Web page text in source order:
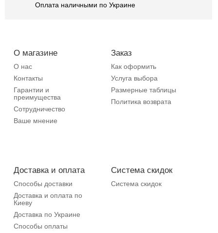
Оплата наличными по Украине
О магазине
О нас
Контакты
Гарантии и
преимущества
Сотрудничество
Ваше мнение
Заказ
Как оформить
Услуга выбора
Размерные таблицы
Политика возврата
Доставка и оплата
Способы доставки
Доставка и оплата по
Киеву
Доставка по Украине
Способы оплаты
Система скидок
Система скидок